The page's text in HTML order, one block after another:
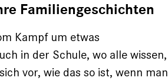
Familiengeschichten
Kampf um etwas
in der Schule, wo alle wissen,
vor, wie das so ist, wenn man